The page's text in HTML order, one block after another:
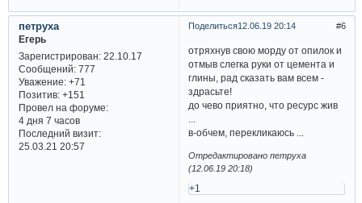
Поделиться 6
12.06.19 20:14
петруха
Егерь
Зарегистрирован: 22.10.17
Сообщений:777
Уважение: +71
Позитив: +151
Провел на форуме:
4 дня 7 часов
Последний визит:
25.03.21 20:57
отряхнув свою морду от опилок и
отмыв слегка руки от цемента и
глины, рад сказать вам всем -
здрасьте!
до чево приятно, что ресурс жив
в-обчем, перекликаюсь ...
Отредактировано петруха
(12.06.19 20:18)
+1